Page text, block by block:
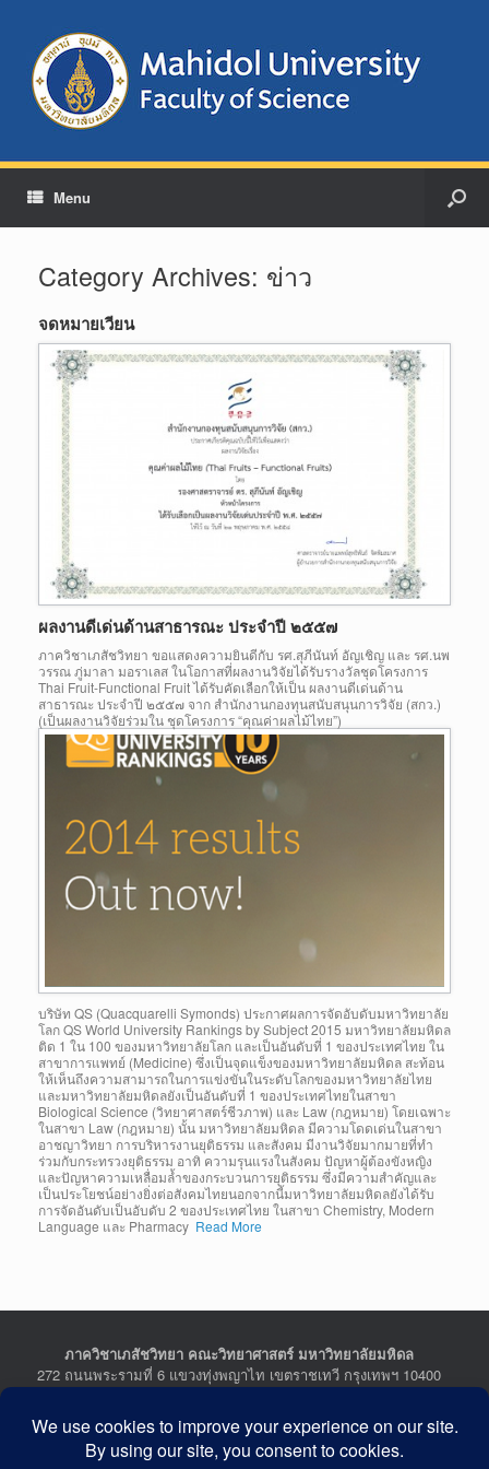
Menu
Category Archives: ข่าว
จดหมายเวียน
ผลงานดีเด่นด้านสาธารณะ ประจำปี ๒๕๕๗
ภาควิชาเภสัชวิทยา ขอแสดงความยินดีกับ รศ.สุภีนันท์ อัญเชิญ และ รศ.นพ
วรรณ ภู่มาลา มอราเลส ในโอกาสที่ผลงานวิจัยได้รับรางวัลชุดโครงการ
Thai Fruit-Functional Fruit ได้รับคัดเลือกให้เป็น ผลงานดีเด่นด้าน
สาธารณะ ประจำปี ๒๕๕๗ จาก สำนักงานกองทุนสนับสนุนการวิจัย (สกว.)
(เป็นผลงานวิจัยร่วมใน ชุดโครงการ “คุณค่าผลไม้ไทย”)
บริษัท QS (Quacquarelli Symonds) ประกาศผลการจัดอับดับมหาวิทยาลัย
โลก QS World University Rankings by Subject 2015 มหาวิทยาลัยมหิดล
ติด 1 ใน 100 ของมหาวิทยาลัยโลก และเป็นอันดับที่ 1 ของประเทศไทย ใน
สาขาการแพทย์ (Medicine) ซึ่งเป็นจุดแข็งของมหาวิทยาลัยมหิดล สะท้อน
ให้เห็นถึงความสามารถในการแข่งขันในระดับโลกของมหาวิทยาลัยไทย
และมหาวิทยาลัยมหิดลยังเป็นอันดับที่ 1 ของประเทศไทยในสาขา
Biological Science (วิทยาศาสตร์ชีวภาพ) และ Law (กฎหมาย) โดยเฉพาะ
ในสาขา Law (กฎหมาย) นั้น มหาวิทยาลัยมหิดล มีความโดดเด่นในสาขา
อาชญาวิทยา การบริหารงานยุติธรรม และสังคม มีงานวิจัยมากมายที่ทำ
ร่วมกับกระทรวงยุติธรรม อาทิ ความรุนแรงในสังคม ปัญหาผู้ต้องขังหญิง
และปัญหาความเหลื่อมล้ำของกระบวนการยุติธรรม ซึ่งมีความสำคัญและ
เป็นประโยชน์อย่างยิ่งต่อสังคมไทยนอกจากนี้มหาวิทยาลัยมหิดลยังได้รับ
การจัดอันดับเป็นอับดับ 2 ของประเทศไทย ในสาขา Chemistry, Modern
Language และ Pharmacy Read More
ภาควิชาเภสัชวิทยา คณะวิทยาศาสตร์ มหาวิทยาลัยมหิดล
272 ถนนพระรามที่ 6 แขวงทุ่งพญาไท เขตราชเทวี กรุงเทพฯ 10400
Department of Pharmacology, Faculty of Science, Mahidol
University
272 Rama VI Road, Ratchathewi District, Bangkok 10400